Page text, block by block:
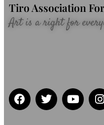
Tiro Association
Art is a right for